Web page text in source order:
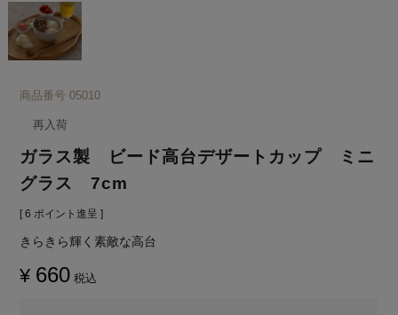
商品番号 05010
再入荷
ガラス製 ビード高台デザートカップ ミニ
グラス 7cm
[ 6 ポイント進呈 ]
きらきら輝く素敵な高台
¥ 660 税込